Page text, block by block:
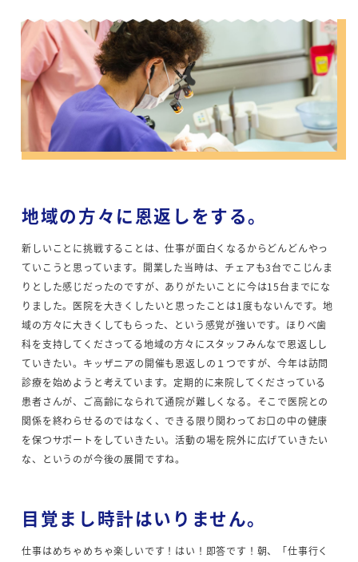
地域の方々に恩返しをする。
新しいことに挑戦することは、仕事が面白くなるからどんどんやっ
ていこうと思っています。開業した当時は、チェアも3台でこじんま
りとした感じだったのですが、ありがたいことに今は15台までにな
りました。医院を大きくしたいと思ったことは1度もないんです。地
域の方々に大きくしてもらった、という感覚が強いです。ほりべ歯
科を支持してくださってる地域の方々にスタッフみんなで恩返しし
ていきたい。キッザニアの開催も恩返しの１つですが、今年は訪問
診療を始めようと考えています。定期的に来院してくださっている
患者さんが、ご高齢になられて通院が難しくなる。そこで医院との
関係を終わらせるのではなく、できる限り関わってお口の中の健康
を保つサポートをしていきたい。活動の場を院外に広げていきたい
な、というのが今後の展開ですね。
目覚まし時計はいりません。
仕事はめちゃめちゃ楽しいです！はい！即答です！朝、「仕事行く